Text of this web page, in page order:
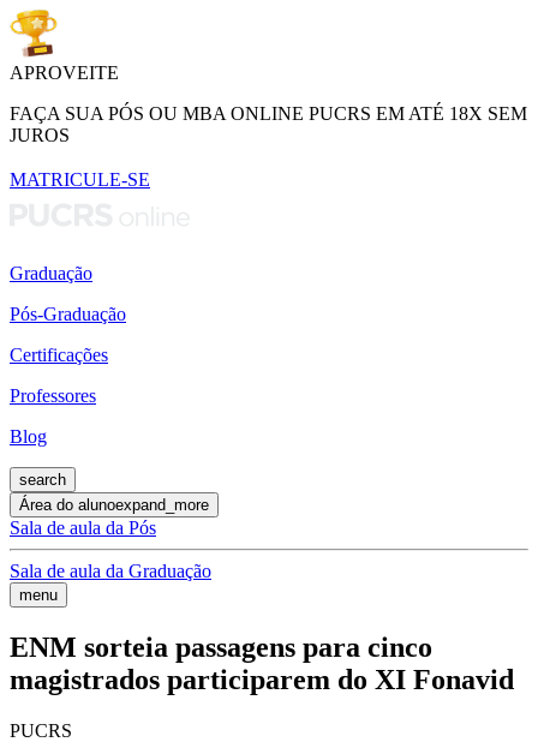
APROVEITE
FAÇA SUA PÓS OU MBA ONLINE PUCRS EM ATÉ 18X SEM
JUROS
MATRICULE-SE
Graduação
Pós-Graduação
Certificações
Professores
Blog
search
Área do alunoexpand_more
Sala de aula da Pós
Sala de aula da Graduação
menu
ENM sorteia passagens para cinco
magistrados participarem do XI Fonavid
PUCRS